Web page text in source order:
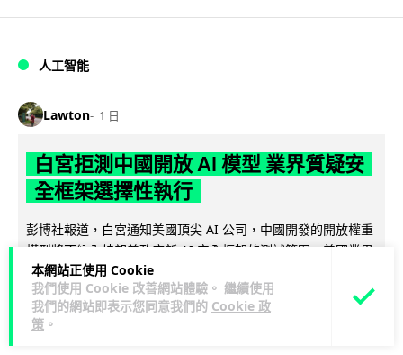
本網站正使用 Cookie
我們使用 Cookie 改善網站體驗。 繼續使用
我們的網站即表示您同意我們的 Cookie 政
策 。
人工智能
Lawton 1 日
白宮拒測中國開放 AI 模型 業界質疑安
全框架選擇性執行
彭博社報道，白宮通知美國頂尖 AI 公司，中國開發的開放權重
模型將不納入特朗普政府新 AI 安全框架的測試範圍。美國業界
則聯署呼籲政府不要限...
44 21↗ 分享